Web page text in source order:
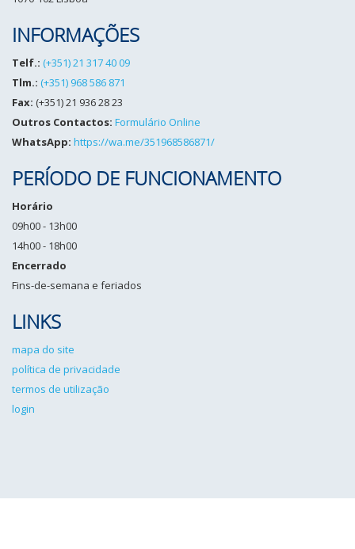
INFORMAÇÕES
Telf.: (+351) 21 317 40 09
Tlm.: (+351) 968 586 871
Fax: (+351) 21 936 28 23
Outros Contactos: Formulário Online
WhatsApp: https://wa.me/351968586871/
PERÍODO DE FUNCIONAMENTO
Horário
09h00 - 13h00
14h00 - 18h00
Encerrado
Fins-de-semana e feriados
LINKS
mapa do site
política de privacidade
termos de utilização
login